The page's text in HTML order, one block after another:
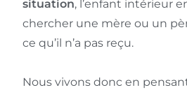
situation, l’enfant intérieur
chercher une mère ou un
ce qu’il n’a pas reçu.
Nous vivons donc en